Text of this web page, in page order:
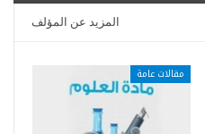
المزيد عن المؤلف
مقالات عامة